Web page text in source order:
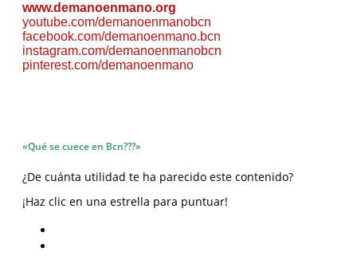
www.demanoenmano.org
youtube.com/demanoenmanobcn
facebook.com/demanoenmano.bcn
instagram.com/demanoenmanobcn
pinterest.com/demanoenmano
«Qué se cuece en Bcn???»
¿De cuánta utilidad te ha parecido este contenido?
¡Haz clic en una estrella para puntuar!